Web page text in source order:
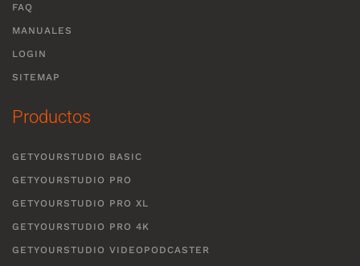
FAQ
MANUALES
LOGIN
SITEMAP
Productos
GETYOURSTUDIO BASIC
GETYOURSTUDIO PRO
GETYOURSTUDIO PRO XL
GETYOURSTUDIO PRO 4K
GETYOURSTUDIO VIDEOPODCASTER